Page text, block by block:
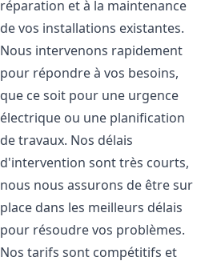
réparation et à la maintenance
de vos installations existantes.
Nous intervenons rapidement
pour répondre à vos besoins,
que ce soit pour une urgence
électrique ou une planification
de travaux. Nos délais
d'intervention sont très courts,
nous nous assurons de être sur
place dans les meilleurs délais
pour résoudre vos problèmes.
Nos tarifs sont compétitifs et